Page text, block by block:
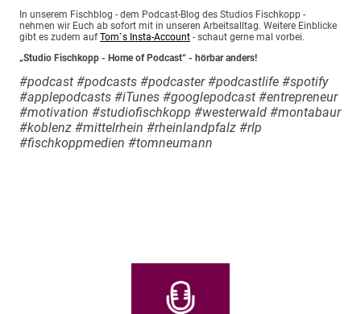
In unserem Fischblog - dem Podcast-Blog des Studios Fischkopp -
nehmen wir Euch ab sofort mit in unseren Arbeitsalltag. Weitere Einblicke
gibt es zudem aufTom`s Insta-Account - schaut gerne mal vorbei.
„Studio Fischkopp - Home of Podcast“ - hörbar anders!
#podcast #podcasts #podcaster #podcastlife #spotify
#applepodcasts #iTunes #googlepodcast #entrepreneur
#motivation #studiofischkopp #westerwald #montabaur
#koblenz #mittelrhein #rheinlandpfalz #rlp
#fischkoppmedien #tomneumann